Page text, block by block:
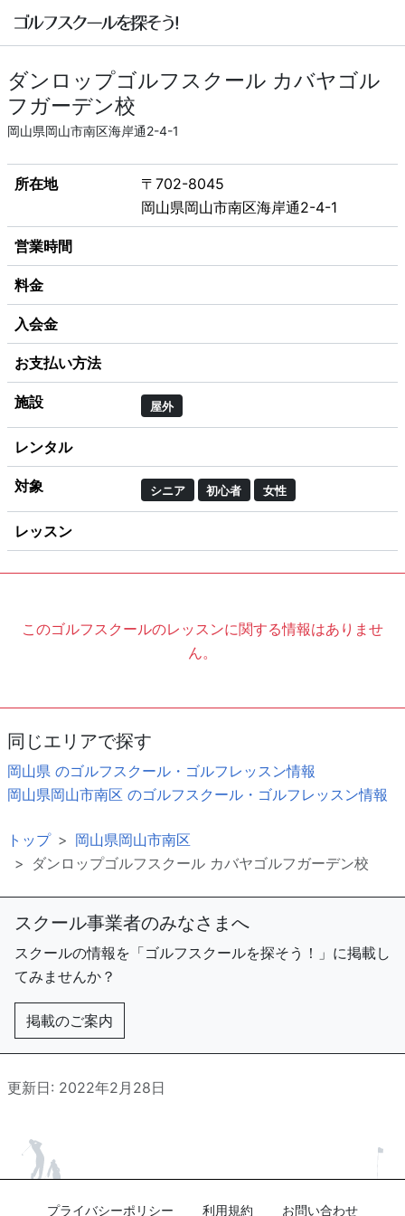
ダンロップゴルフスクール カバヤゴル
フガーデン校
岡山県岡山市南区海岸通2-4-1
所在地
〒702-8045
岡山県岡山市南区海岸通2-4-1
営業時間
料金
入会金
お支払い方法
施設 屋外
レンタル
対象 シニア 初心者 女性
レッスン
このゴルフスクールのレッスンに関する情報はありませ
ん。
同じエリアで探す
岡山県 のゴルフスクール・ゴルフレッスン情報
岡山県岡山市南区 のゴルフスクール・ゴルフレッスン情報
トップ
岡山県岡山市南区
ダンロップゴルフスクール カバヤゴルフガーデン校
スクール事業者のみなさまへ
スクールの情報を「ゴルフスクールを探そう！」に掲載し
てみませんか？
掲載のご案内
更新日: 2022年2月28日
プライバシーポリシー 利用規約 お問い合わせ